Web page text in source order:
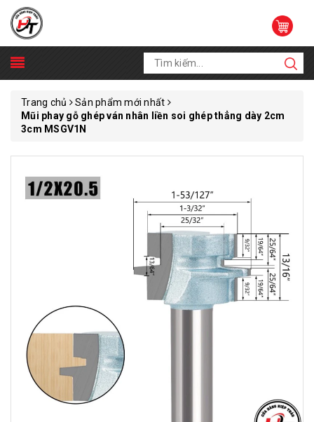
Trang chủ
Sản phẩm mới nhất
Mũi phay gỗ ghép ván nhân liền soi ghép thẳng dày 2cm
3cm MSGV1N